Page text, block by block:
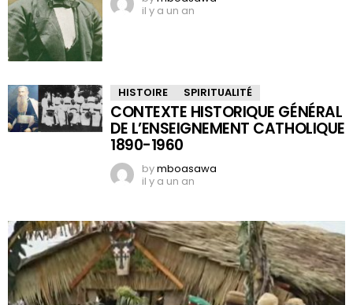
il y a un an
HISTOIRE SPIRITUALITÉ
CONTEXTE HISTORIQUE GÉNÉRAL
DE L’ENSEIGNEMENT CATHOLIQUE
1890-1960
bymboasawa
il y a un an